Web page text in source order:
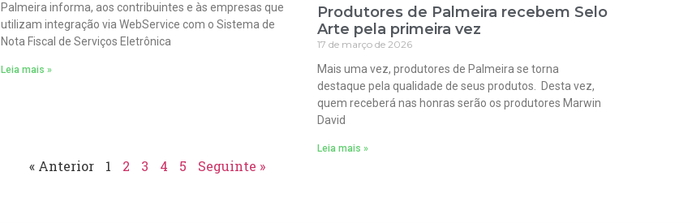
Palmeira informa, aos contribuintes e às empresas que
utilizam integração via WebService com o Sistema de
Nota Fiscal de Serviços Eletrônica
Leia mais »
Produtores de Palmeira recebem Selo
Arte pela primeira vez
17 de março de 2026
Mais uma vez, produtores de Palmeira se torna
destaque pela qualidade de seus produtos. Desta vez,
quem receberá nas honras serão os produtores Marwin
David
Leia mais »
« Anterior 1 2 3 4 5 Seguinte »